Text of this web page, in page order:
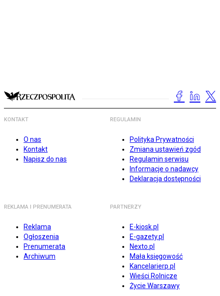
KONTAKT
O nas
Kontakt
Napisz do nas
REGULAMIN
Polityka Prywatności
Zmiana ustawień zgód
Regulamin serwisu
Informacje o nadawcy
Deklaracja dostępności
REKLAMA I PRENUMERATA
Reklama
Ogłoszenia
Prenumerata
Archiwum
PARTNERZY
E-kiosk.pl
E-gazety.pl
Nexto.pl
Mała księgowość
Kancelarierp.pl
Wieści Rolnicze
Życie Warszawy